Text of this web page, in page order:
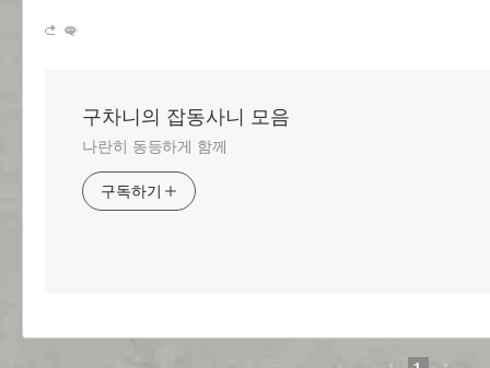
구차니의 잡동사니 모음
나란히 동등하게 함께
구독하기